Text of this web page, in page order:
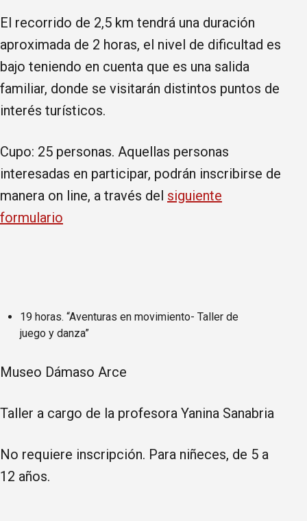
El recorrido de 2,5 km tendrá una duración
aproximada de 2 horas, el nivel de dificultad es
bajo teniendo en cuenta que es una salida
familiar, donde se visitarán distintos puntos de
interés turísticos.
Cupo: 25 personas. Aquellas personas
interesadas en participar, podrán inscribirse de
manera on line, a través del siguiente
formulario
19 horas. “Aventuras en movimiento- Taller de
juego y danza”
Museo Dámaso Arce
Taller a cargo de la profesora Yanina Sanabria
No requiere inscripción. Para niñeces, de 5 a
12 años.